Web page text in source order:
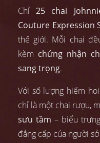
Chỉ25 chai
Couture Expression
thế giới. Mỗi chai
kèm chứng nhận
sang trọng.
Với số lượng hiếm
chỉ là một chai rượu,
sưu tầm – biểu
đẳng cấp của người